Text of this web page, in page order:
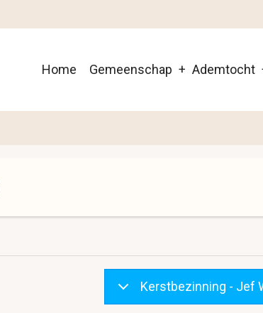
Main
Home Gemeenschap Ademtocht
Kerstbezinning - Jef